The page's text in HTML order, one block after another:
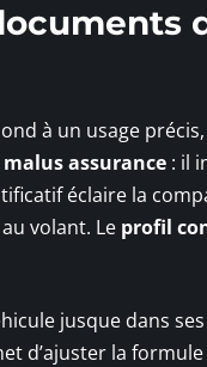
à un usage
assurance : il
éclaire la
volant. Le profil
jusque dans
d’ajuster la formule